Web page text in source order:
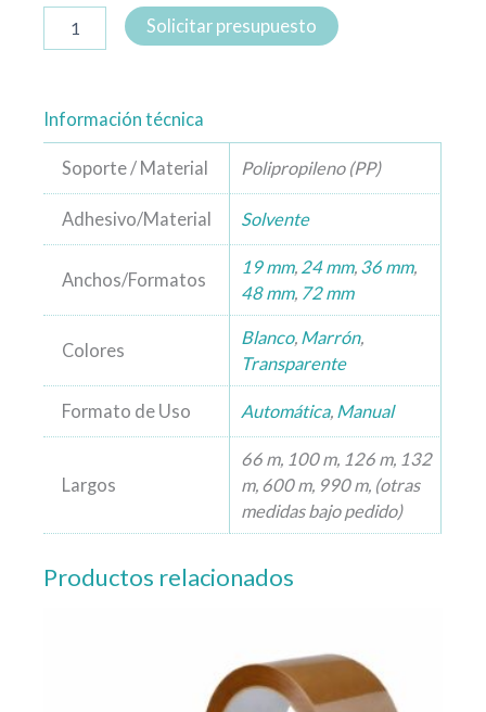
Solicitar presupuesto
Información técnica
Soporte / Material Polipropileno (PP)
Adhesivo/Material Solvente
Anchos/Formatos
19 mm, 24 mm, 36 mm,
48 mm, 72 mm
Colores
Blanco, Marrón,
Transparente
Formato de Uso Automática, Manual
Largos
66 m, 100 m, 126 m, 132
m, 600 m, 990 m, (otras
medidas bajo pedido)
Productos relacionados
tiene
múltiples